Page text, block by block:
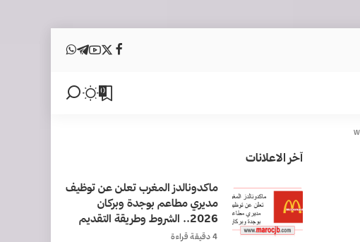
0
آخر الاعلانات
ماكدونالدز المغرب تعلن عن توظيف
مديري مطاعم بوجدة وبركان
2026.. الشروط وطريقة التقديم
4 دقيقة قراءة